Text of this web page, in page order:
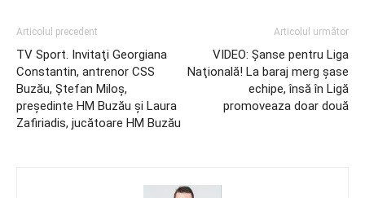
Articolul precedent
TV Sport. Invitaţi Georgiana
Constantin, antrenor CSS
Buzău, Ştefan Miloş,
preşedinte HM Buzău şi Laura
Zafiriadis, jucătoare HM Buzău
Articolul următor
VIDEO: Şanse pentru Liga
Naţională! La baraj merg şase
echipe, însă în Ligă
promoveaza doar două